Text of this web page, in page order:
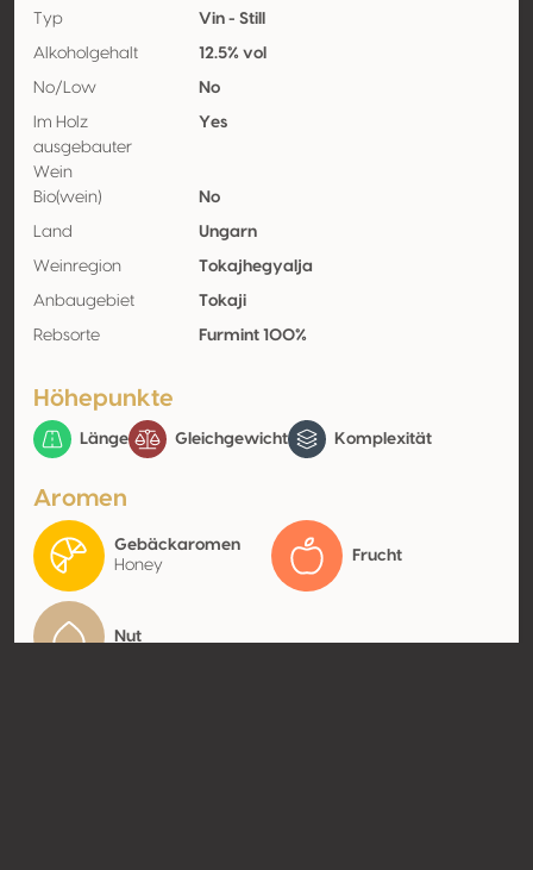
Typ Vin - Still
Alkoholgehalt 12.5% vol
No/Low No
Im Holz
ausgebauter
Wein
Yes
Bio(wein) No
Land Ungarn
Weinregion Tokajhegyalja
Anbaugebiet Tokaji
Rebsorte Furmint 100%
Höhepunkte
Länge Gleichgewicht Komplexität
Aromen
Gebäckaromen
Honey
Frucht
Nut